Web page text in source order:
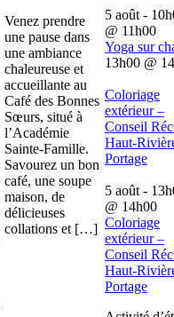
Venez prendre
une pause dans
une ambiance
chaleureuse et
accueillante au
Café des Bonnes
Sœurs, situé à
l’Académie
Sainte-Famille.
Savourez un bon
café, une soupe
maison, de
délicieuses
collations et […]
5 août -
@ 11h00
Yoga sur
13h00 @
Coloriage
extérieur –
Conseil
Haut-
Portage
5 août -
@ 14h00
Coloriage
extérieur –
Conseil
Haut-
Portage